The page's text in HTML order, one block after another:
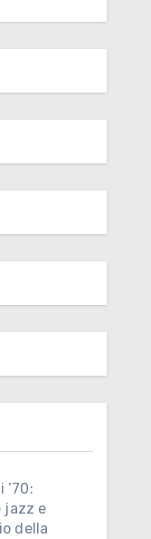
jazz e
della